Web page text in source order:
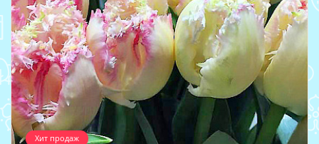
Хит продаж